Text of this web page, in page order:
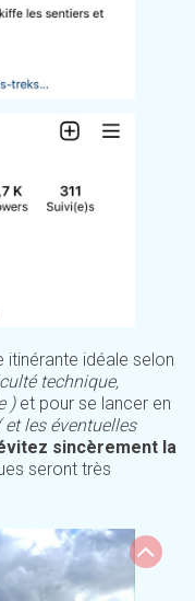
itinérante idéale selon
technique,
) et pour se lancer en
et les éventuelles
sincèrement la
seront très